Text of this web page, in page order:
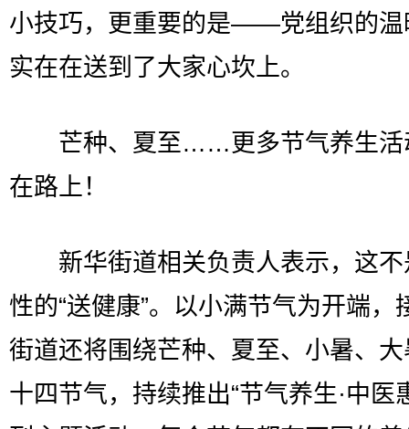
小技巧，更重要的是——党组织的温
实在在送到了大家心坎上。
芒种、夏至……更多节气养生活
在路上！
新华街道相关负责人表示，这不
性的“送健康”。以小满节气为开端，
街道还将围绕芒种、夏至、小暑、
十四节气，持续推出“节气养生·中医